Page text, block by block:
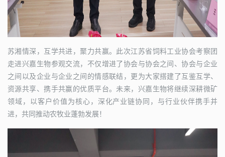
苏湘情深，互学共进，聚力共赢。此次江苏省饲料工业协会考察团
走进兴嘉生物参观交流，不仅增进了协会与协会之间、协会与企业
之间以及企业与企业之间的情感联结，更为大家搭建了互鉴互学、
资源共享、携手共赢的优质平台。未来，兴嘉生物将继续深耕微矿
领域，以客户价值为核心，深化产业链协同，与行业伙伴携手并
进，共同推动农牧业蓬勃发展！